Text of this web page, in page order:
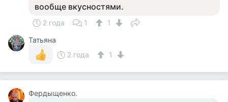
вообще вкусностями.
2 года 1
1
Татьяна
2 года
1
Фердыщенко.